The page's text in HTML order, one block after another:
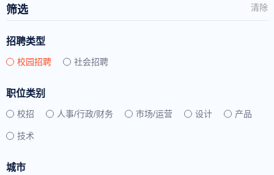
筛选 清除
招聘类型
校园招聘 社会招聘
职位类别
校招 人事/行政/财务 市场/运营 设计 产品
技术
城市